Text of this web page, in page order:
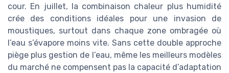
cour. En juillet, la combinaison chaleur plus humidité
crée des conditions idéales pour une invasion de
moustiques, surtout dans chaque zone ombragée où
l’eau s’évapore moins vite. Sans cette double approche
piège plus gestion de l’eau, même les meilleurs modèles
du marché ne compensent pas la capacité d’adaptation